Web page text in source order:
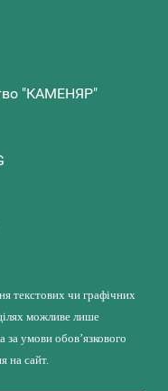
"КАМЕНЯР"
текстових чи графічних
можливе лише
умови обов’язкового
на сайт.